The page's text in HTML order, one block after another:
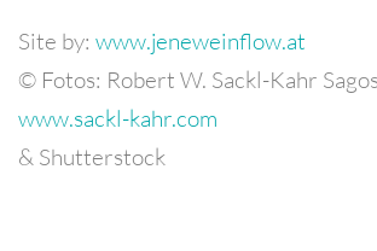
Site by: www.jeneweinflow.at
© Fotos: Robert W. Sackl-Kahr
www.sackl-kahr.com
& Shutterstock